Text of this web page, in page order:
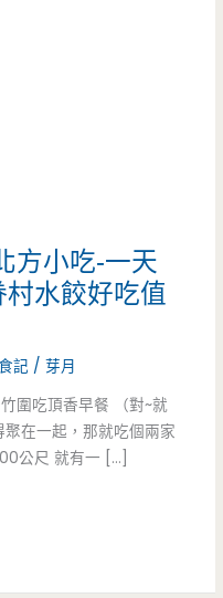
方小吃-一天
水餃好吃值
記 /芽月
圍吃頂香早餐 （對~就
在一起，那就吃個兩家
公尺 就有一 […]